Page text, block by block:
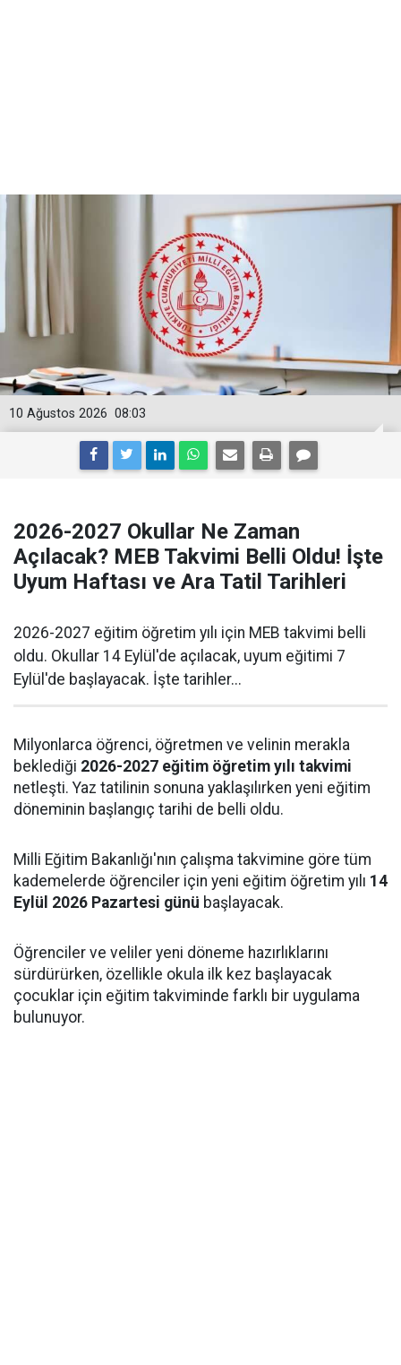
08:03
10 Ağustos 2026
2026-2027 Okullar Ne Zaman
Açılacak? MEB Takvimi Belli Oldu! İşte
Uyum Haftası ve Ara Tatil Tarihleri
2026-2027 eğitim öğretim yılı için MEB takvimi belli
oldu. Okullar 14 Eylül'de açılacak, uyum eğitimi 7
Eylül'de başlayacak. İşte tarihler...
Milyonlarca öğrenci, öğretmen ve velinin merakla
beklediği 2026-2027 eğitim öğretim yılı takvimi
netleşti. Yaz tatilinin sonuna yaklaşılırken yeni eğitim
döneminin başlangıç tarihi de belli oldu.
Milli Eğitim Bakanlığı'nın çalışma takvimine göre tüm
kademelerde öğrenciler için yeni eğitim öğretim yılı 14
Eylül 2026 Pazartesi günü başlayacak.
Öğrenciler ve veliler yeni döneme hazırlıklarını
sürdürürken, özellikle okula ilk kez başlayacak
çocuklar için eğitim takviminde farklı bir uygulama
bulunuyor.